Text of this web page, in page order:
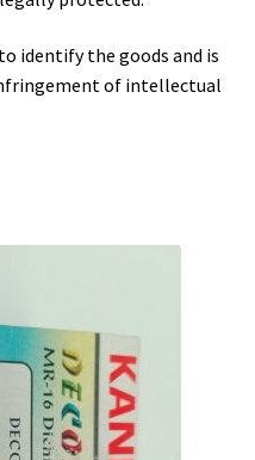
identify the goods and is
of intellectual